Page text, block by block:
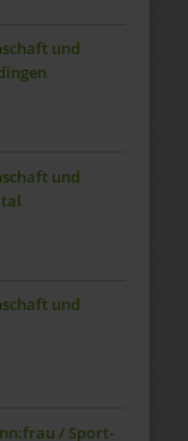
und
und
und
/ Sport-